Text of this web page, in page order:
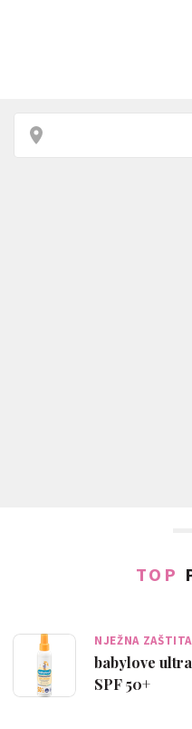
TOP
NJEŽNA
babylove
SPF 50+